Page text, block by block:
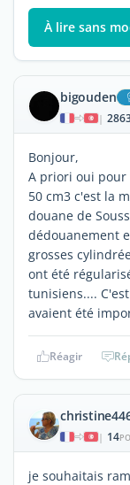
À lire sans
bigouden
|
Bonjour,
A priori oui pour
50 cm3 c'est la
douane de
dédouanement
grosses
ont été
tunisiens....
avaient été
Réagir
| 14
je souhaitais